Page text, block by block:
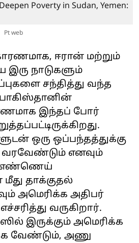
Pt web
ஈரான் மற்றும்
இரு நாடுகளும்
சந்தித்து வந்த
இந்தப் போர்
ஒரு ஒப்பந்தத்துக்கு
வரவேண்டும் எனவும்
எண்ணெய்
தாக்குதல்
அமெரிக்க அதிபர்
வருகிறார்.
இருக்கும் அமெரிக்க
வேண்டும், அணு